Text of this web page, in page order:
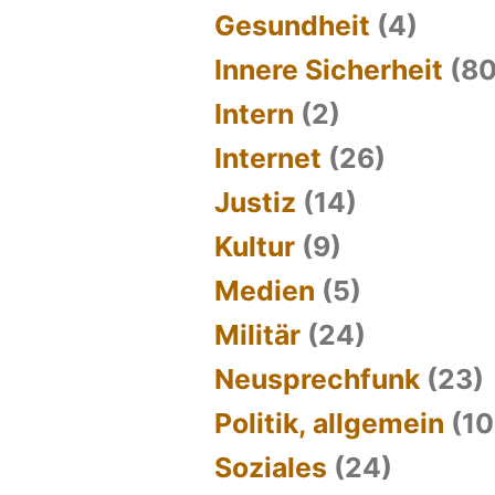
Gesundheit (4)
Innere Sicherheit
Intern (2)
Internet (26)
Justiz (14)
Kultur (9)
Medien (5)
Militär (24)
Neusprechfunk (23)
Politik, allgemein
Soziales (24)